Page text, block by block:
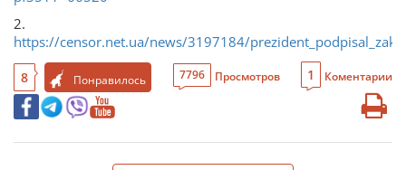
2.
https://censor.net.ua/news/3197184/
8 Понравилось 7796 Просмотров 1 Коментарии